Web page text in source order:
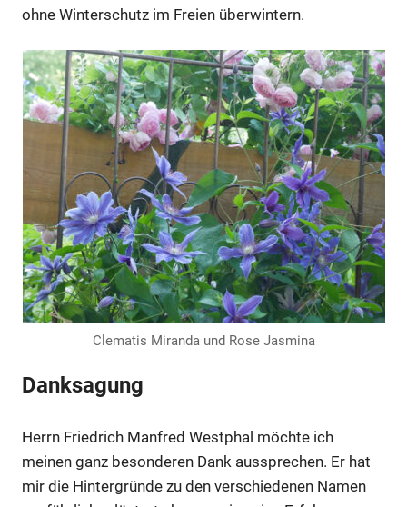
ohne Winterschutz im Freien überwintern.
Clematis Miranda und Rose Jasmina
Danksagung
Herrn Friedrich Manfred Westphal möchte ich
meinen ganz besonderen Dank aussprechen. Er hat
mir die Hintergründe zu den verschiedenen Namen